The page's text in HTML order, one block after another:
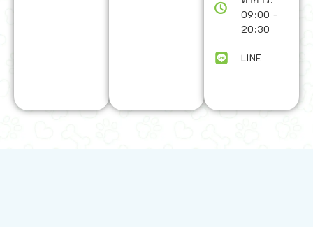
09:00 -
20:30
LINE